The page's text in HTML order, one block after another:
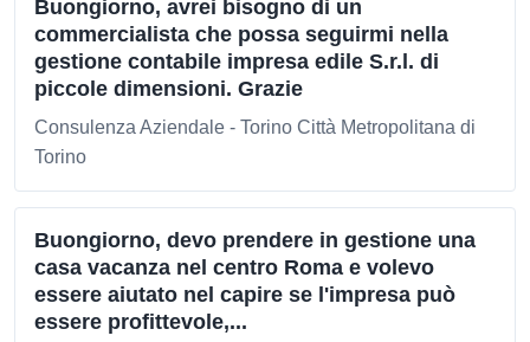
Buongiorno, avrei bisogno di un
commercialista che possa seguirmi nella
gestione contabile impresa edile S.r.l. di
piccole dimensioni. Grazie
Consulenza Aziendale - Torino Città Metropolitana di
Torino
Buongiorno, devo prendere in gestione una
casa vacanza nel centro Roma e volevo
essere aiutato nel capire se l'impresa può
essere profittevole,...